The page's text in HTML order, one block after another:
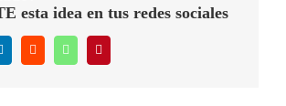
esta idea en tus redes sociales
LinkedInReddit WhatsApp